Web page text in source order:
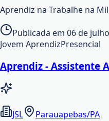
Aprendiz na Trabalhe na
Publicada em 06 de
Jovem AprendizPresencial
Aprendiz - Assistente
JSL
Parauapebas/PA